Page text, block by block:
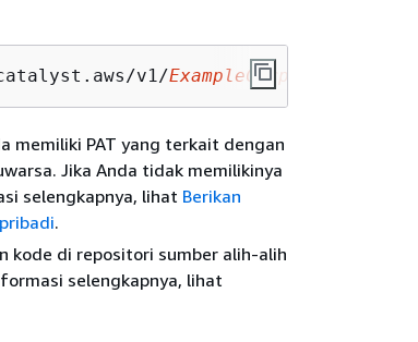
v1/ExampleCorp
memiliki PAT yang terkait dengan
Jika Anda tidak memilikinya
selengkapnya, lihat Berikan
.
kode di repositori sumber alih-alih
selengkapnya, lihat